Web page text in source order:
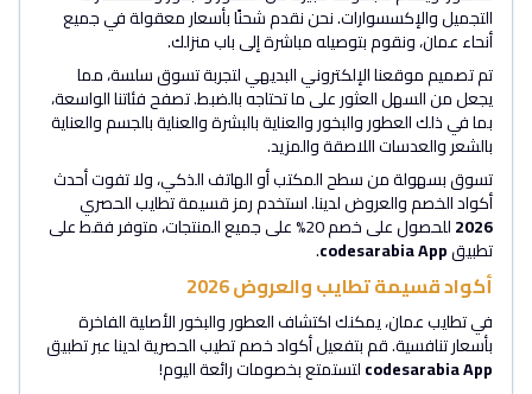
التجميل والإكسسوارات. نحن نقدم شحنًا بأسعار معقولة في جميع
أنحاء عمان، ونقوم بتوصيله مباشرة إلى باب منزلك.
تم تصميم موقعنا الإلكتروني البديهي لتجربة تسوق سلسة، مما
يجعل من السهل العثور على ما تحتاجه بالضبط. تصفح فئاتنا الواسعة،
بما في ذلك العطور والبخور والعناية بالبشرة والعناية بالجسم والعناية
بالشعر والعدسات اللاصقة والمزيد.
تسوق بسهولة من سطح المكتب أو الهاتف الذكي، ولا تفوت أحدث
أكواد الخصم والعروض لدينا. استخدم رمز قسيمة تطايب الحصري
2026 للحصول على خصم 20% على جميع المنتجات، متوفر فقط على
تطبيقcodesarabia App
.
أكواد قسيمة تطايب والعروض 2026
في تطايب عمان، يمكنك اكتشاف العطور والبخور الأصلية الفاخرة
بأسعار تنافسية. قم بتفعيل أكواد خصم تطيب الحصرية لدينا عبر تطبيق
codesarabia Appلتستمتع بخصومات رائعة اليوم!